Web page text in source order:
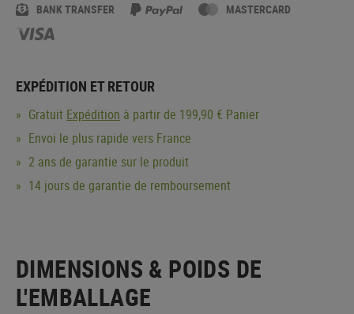
BANK TRANSFER MASTERCARD
EXPÉDITION ET RETOUR
Gratuit Expédition à partir de 199,90 € Panier
Envoi le plus rapide vers France
2 ans de garantie sur le produit
14 jours de garantie de remboursement
DIMENSIONS & POIDS DE
L'EMBALLAGE